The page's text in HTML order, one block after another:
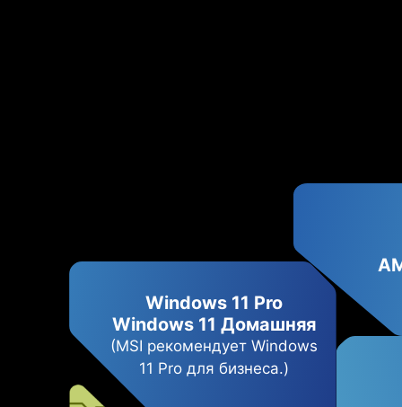
Windows 11 Pro
Windows 11 Домашняя
(MSI рекомендует Windows
11 Pro для бизнеса.)